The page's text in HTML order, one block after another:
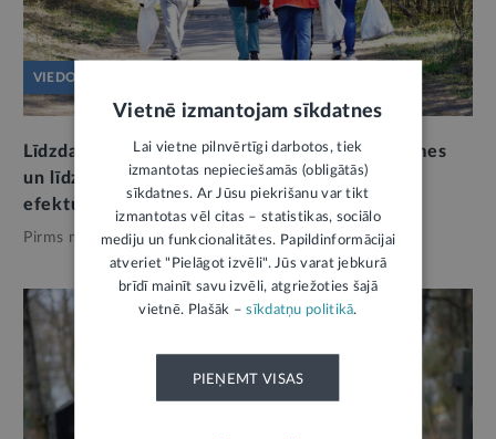
VIEDOKLIS
Līdzdalība pēc reformas: vai iedzīvotāju padomes
un līdzdalības budžets palīdz mazināt nomales
efektu?
Pirms mēneša, Pašvaldības
Vietnē izmantojam sīkdatnes
Lai vietne pilnvērtīgi darbotos, tiek
izmantotas nepieciešamās (obligātās)
sīkdatnes. Ar Jūsu piekrišanu var tikt
izmantotas vēl citas – statistikas, sociālo
mediju un funkcionalitātes. Papildinformācijai
atveriet "Pielāgot izvēli". Jūs varat jebkurā
brīdī mainīt savu izvēli, atgriežoties šajā
vietnē. Plašāk –sīkdatņu politikā.
PIEŅEMT VISAS